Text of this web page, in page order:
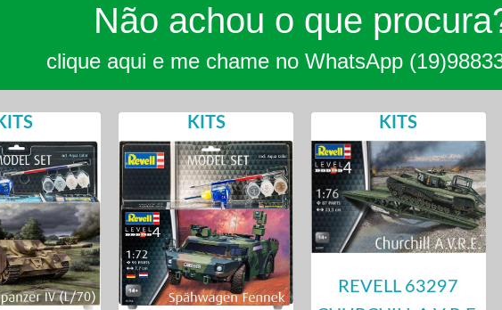
Não achou o que
clique aqui e me chame no WhatsApp
KITS KITS
REVELL 63297